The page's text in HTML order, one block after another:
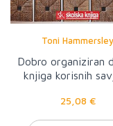
Toni Hammersley
Dobro organiziran
knjiga korisnih
25,08 €